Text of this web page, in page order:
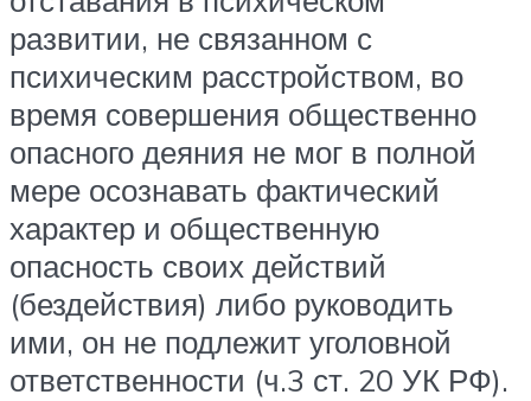
развитии, не связанном с
психическим расстройством, во
время совершения общественно
опасного деяния не мог в полной
мере осознавать фактический
характер и общественную
опасность своих действий
(бездействия) либо руководить
ими, он не подлежит уголовной
ответственности (ч.3 ст. 20 УК РФ).